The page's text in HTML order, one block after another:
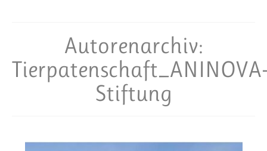
Pat*in werden
Patenschaft verschenken
Autorenarchiv:
Stiftung